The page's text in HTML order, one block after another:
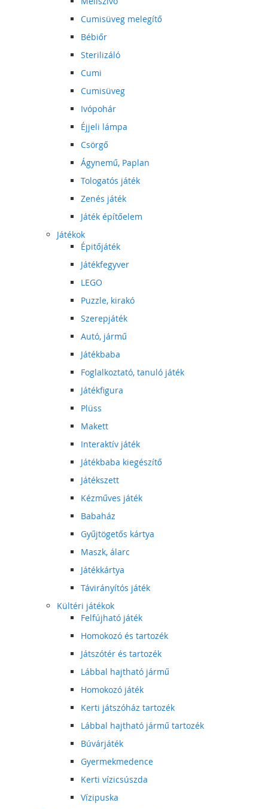
Cumisüveg melegítő
Bébiőr
Sterilizáló
Cumi
Cumisüveg
Ivópohár
Éjjeli lámpa
Csörgő
Ágynemű, Paplan
Tologatós játék
Zenés játék
Játék építőelem
Játékok
Épitőjáték
Játékfegyver
LEGO
Puzzle, kirakó
Szerepjáték
Autó, jármű
Játékbaba
Foglalkoztató, tanuló játék
Játékfigura
Plüss
Makett
Interaktív játék
Játékbaba kiegészítő
Játékszett
Kézműves játék
Babaház
Gyűjtögetős kártya
Maszk, álarc
Játékkártya
Távirányítós játék
Kültéri játékok
Felfújható játék
Homokozó és tartozék
Játszótér és tartozék
Lábbal hajtható jármű
Homokozó játék
Kerti játszóház tartozék
Lábbal hajtható jármű tartozék
Búvárjáték
Gyermekmedence
Kerti vízicsúszda
Vízipuska